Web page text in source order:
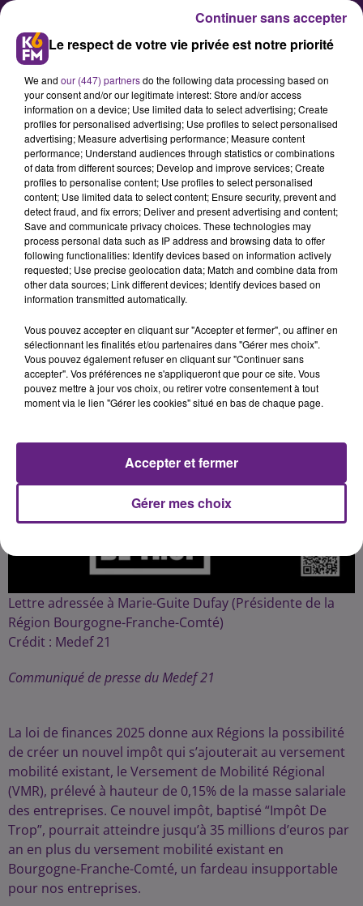
Protégeons les Entreprises et
l’Emploi en Bourgogne-Franche-
Comté
Non à l’Impôt De Trop : Le Medef
soutien la pétition
Publié : 28 février 2025 à 6h30 par Rédaction
Lettre adressée à Marie-Guite Dufay (Présidente de la
Région Bourgogne-Franche-Comté)
Crédit : Medef 21
Communiqué de presse du Medef 21
La loi de finances 2025 donne aux Régions la possibilité
de créer un nouvel impôt qui s’ajouterait au versement
mobilité existant, le Versement de Mobilité Régional
(VMR), prélevé à hauteur de 0,15% de la masse salariale
des entreprises. Ce nouvel impôt, baptisé “Impôt De
Trop”, pourrait atteindre jusqu’à 35 millions d’euros par
an en plus du versement mobilité existant en
Bourgogne-Franche-Comté, un fardeau insupportable
pour nos entreprises.
Le respect de votre vie privée est notre priorité
We and our (447) partnersdo the following data processing based on
your consent and/or our legitimate interest: Store and/or access
information on a device; Use limited data to select advertising; Create
profiles for personalised advertising; Use profiles to select personalised
advertising; Measure advertising performance; Measure content
performance; Understand audiences through statistics or combinations
of data from different sources; Develop and improve services; Create
profiles to personalise content; Use profiles to select personalised
content; Use limited data to select content; Ensure security, prevent and
detect fraud, and fix errors; Deliver and present advertising and content;
Save and communicate privacy choices. These technologies may
process personal data such as IP address and browsing data to offer
following functionalities: Identify devices based on information actively
requested; Use precise geolocation data; Match and combine data from
other data sources; Link different devices; Identify devices based on
information transmitted automatically.
Vous pouvez accepter en cliquant sur "Accepter et fermer", ou affiner en
sélectionnant les finalités et/ou partenaires dans "Gérer mes choix".
Vous pouvez également refuser en cliquant sur "Continuer sans
accepter". Vos préférences ne s'appliqueront que pour ce site. Vous
pouvez mettre à jour vos choix, ou retirer votre consentement à tout
moment via le lien "Gérer les cookies" situé en bas de chaque page.
Gérer mes choix
Accepter et fermer
Continuer sans accepter